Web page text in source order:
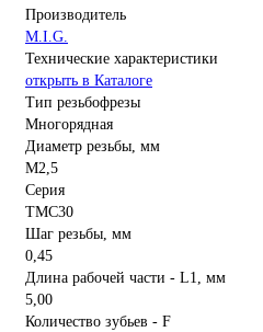
Производитель
M.I.G.
Технические характеристики
открыть в Каталоге
Тип резьбофрезы
Многорядная
Диаметр резьбы, мм
M2,5
Серия
TMС30
Шаг резьбы, мм
0,45
Длина рабочей части - L1, мм
5,00
Количество зубьев - F